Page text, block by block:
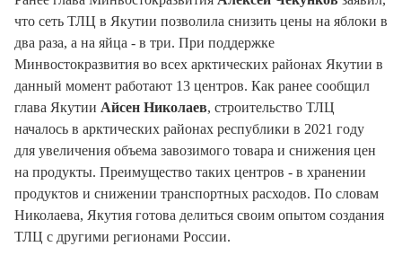
что сеть ТЛЦ в Якутии позволила снизить цены на яблоки в
два раза, а на яйца - в три. При поддержке
Минвостокразвития во всех арктических районах Якутии в
данный момент работают 13 центров. Как ранее сообщил
глава Якутии Айсен Николаев, строительство ТЛЦ
началось в арктических районах республики в 2021 году
для увеличения объема завозимого товара и снижения цен
на продукты. Преимущество таких центров - в хранении
продуктов и снижении транспортных расходов. По словам
Николаева, Якутия готова делиться своим опытом создания
ТЛЦ с другими регионами России.